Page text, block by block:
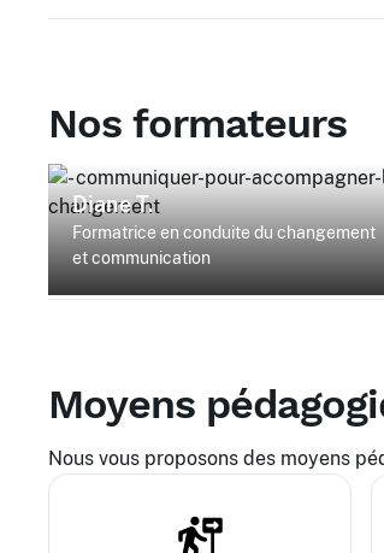
Nos formateurs
Diane T.
Formatrice en conduite du changement
et communication
Moyens
Nous vous proposons des moyens